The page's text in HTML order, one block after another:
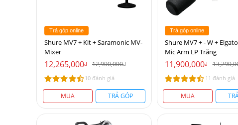
Trả góp online
Shure MV7 + Kit + Saramonic MV-
Mixer
12,265,000đ 12,900,000đ
10 đánh giá
MUA TRẢ GÓP
Trả góp online
Shure MV7 + - W +
Mic Arm LP Trắng
11,900,000đ
11 đánh giá
MUA